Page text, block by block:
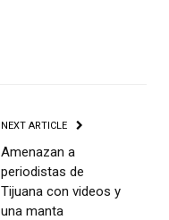
NEXT ARTICLE
Amenazan a
periodistas de
Tijuana con videos y
una manta